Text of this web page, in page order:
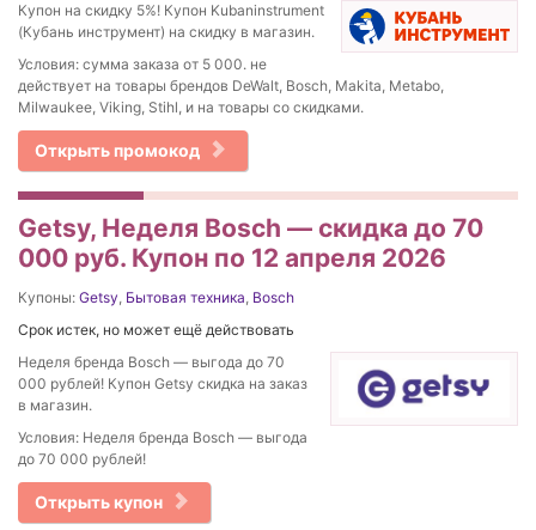
Купон на скидку 5%! Купон Kubaninstrument
(Кубань инструмент) на скидку в магазин.
Условия: сумма заказа от 5 000. не
действует на товары брендов DeWalt, Bosch, Makita, Metabo,
Milwaukee, Viking, Stihl, и на товары со скидками.
Открыть промокод
Getsy, Неделя Bosch — скидка до 70
000 руб. Купон по 12 апреля 2026
Купоны: Getsy, Бытовая техника, Bosch
Срок истек, но может ещё действовать
Неделя бренда Bosch — выгода до 70
000 рублей! Купон Getsy скидка на заказ
в магазин.
Условия: Неделя бренда Bosch — выгода
до 70 000 рублей!
Открыть купон